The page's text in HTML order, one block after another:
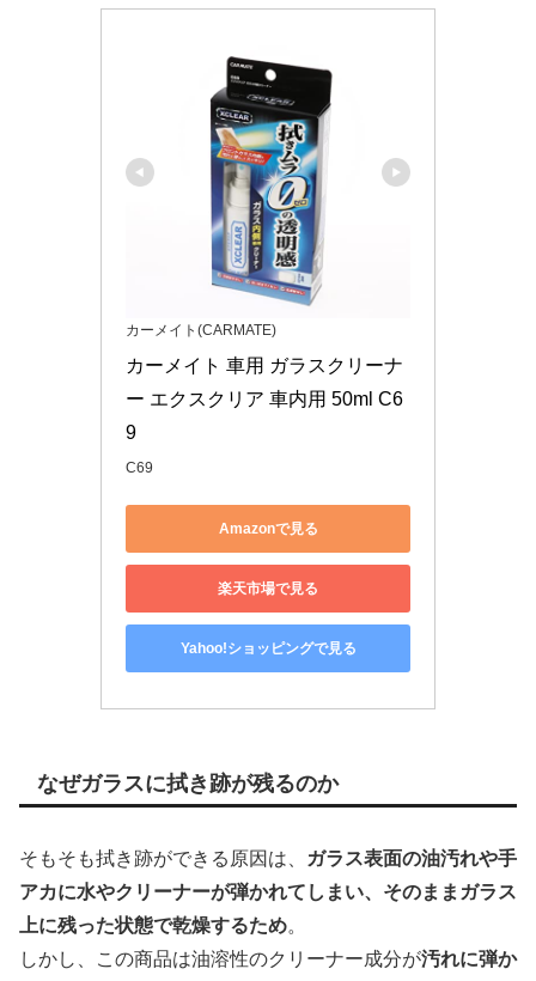
カーメイト(CARMATE)
カーメイト 車用 ガラスクリーナ
ー エクスクリア 車内用 50ml C6
9
C69
Amazonで見る
楽天市場で見る
Yahoo!ショッピングで見る
なぜガラスに拭き跡が残るのか
そもそも拭き跡ができる原因は、 ガラス表面の油汚れや手
アカに水やクリーナーが弾かれてしまい、そのままガラス
上に残った状態で乾燥するため。
しかし、この商品は油溶性のクリーナー成分が汚れに弾か